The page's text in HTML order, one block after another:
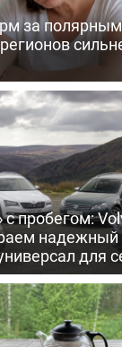
за
пробегом:
надежный
для